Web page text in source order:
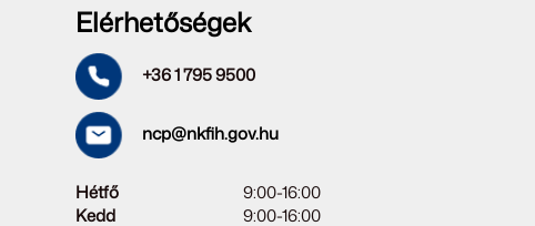
Elérhetőségek
+36 1 795 9500
ncp@nkfih.gov.hu
Hétfő
9:00-16:00
Kedd
9:00-16:00